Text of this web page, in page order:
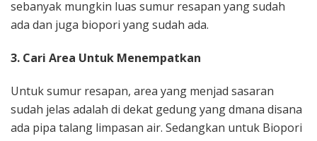
sebanyak mungkin luas sumur resapan yang sudah
ada dan juga biopori yang sudah ada.
3. Cari Area Untuk Menempatkan
Untuk sumur resapan, area yang menjad sasaran
sudah jelas adalah di dekat gedung yang dmana disana
ada pipa talang limpasan air. Sedangkan untuk Biopori